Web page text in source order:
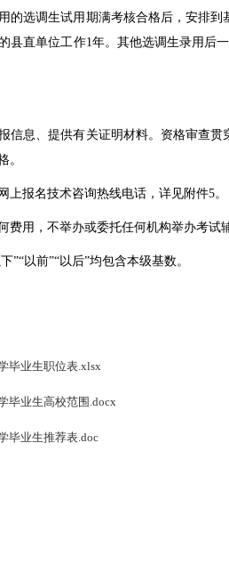
选调生试用期满考核合格后，安排到
县直单位工作1年。其他选调生录用后
息、提供有关证明材料。资格审查贯
。
报名技术咨询热线电话，详见附件5。
用，不举办或委托任何机构举办考试
以前”“以后”均包含本级基数。
毕业生职位表.xlsx
毕业生高校范围.docx
毕业生推荐表.doc